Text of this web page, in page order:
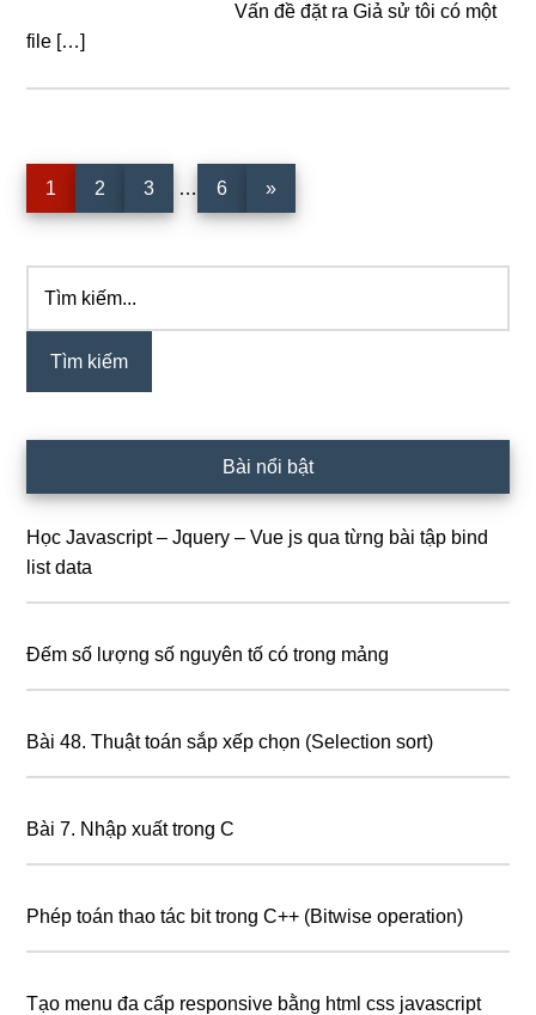
Vấn đề đặt ra Giả sử tôi có một
file […]
Trang
1 Trang
2 Trang
3
Interim
… Trang
6 »
Sidebar
chính
kiếm...
Bài nổi bật
Học Javascript – Jquery – Vue js qua từng bài tập bind
list data
Đếm số lượng số nguyên tố có trong mảng
Bài 48. Thuật toán sắp xếp chọn (Selection sort)
Bài 7. Nhập xuất trong C
Phép toán thao tác bit trong C++ (Bitwise operation)
Tạo menu đa cấp responsive bằng html css javascript